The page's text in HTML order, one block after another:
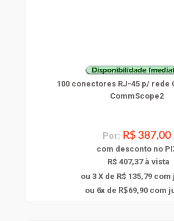
100 conectores RJ-45 p/ rede
CommScope2
Por: R$ 387,00
com desconto no
R$ 407,37 à vista
ou 3 X de R$ 135,79 com
ou 6x de R$69,90 com